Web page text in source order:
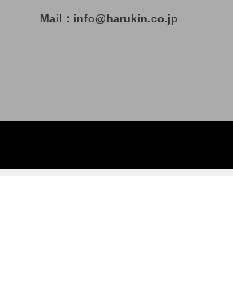
Mail：info@harukin.co.jp